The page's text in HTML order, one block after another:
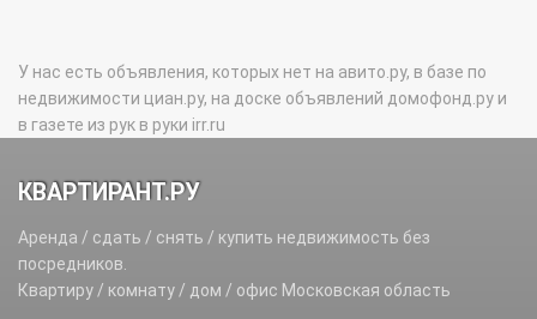
У нас есть объявления, которых нет на авито.ру, в базе по
недвижимости циан.ру, на доске объявлений домофонд.ру и
в газете из рук в руки irr.ru
КВАРТИРАНТ.РУ
Аренда / сдать / снять / купить недвижимость без
посредников.
Квартиру / комнату / дом / офис Московская область